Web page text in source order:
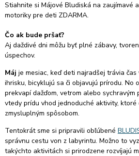
Stiahnite si Májové Bludiská na zaujímavé
motoriky pre deti ZDARMA.
Čo ak bude pršať?
Aj daždivé dni môžu byť plné zábavy,
úspechov.
Máj je mesiac, keď deti najradšej trávia
ihrisku, bicyklujú sa či objavujú prírodu. No
prekvapí dažďom, vetrom alebo sychravým
vtedy prídu vhod jednoduché aktivity, ktoré
zmysluplným spôsobom.
Tentokrát sme si pripravili obľúbené
správnu cestu von z labyrintu. Možno to
takýchto aktivitách si prirodzene rozvíjajú